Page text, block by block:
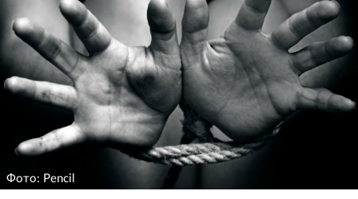
Фото: Pencil